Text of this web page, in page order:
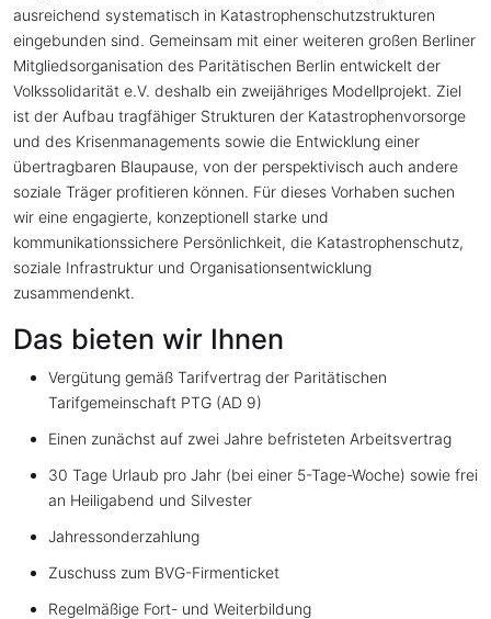
ausreichend systematisch in Katastrophenschutzstrukturen
eingebunden sind. Gemeinsam mit einer weiteren großen Berliner
Mitgliedsorganisation des Paritätischen Berlin entwickelt der
Volkssolidarität e.V. deshalb ein zweijähriges Modellprojekt. Ziel
ist der Aufbau tragfähiger Strukturen der Katastrophenvorsorge
und des Krisenmanagements sowie die Entwicklung einer
übertragbaren Blaupause, von der perspektivisch auch andere
soziale Träger profitieren können. Für dieses Vorhaben suchen
wir eine engagierte, konzeptionell starke und
kommunikationssichere Persönlichkeit, die Katastrophenschutz,
soziale Infrastruktur und Organisationsentwicklung
zusammendenkt.
Das bieten wir Ihnen
Vergütung gemäß Tarifvertrag der Paritätischen
Tarifgemeinschaft PTG (AD 9)
Einen zunächst auf zwei Jahre befristeten Arbeitsvertrag
30 Tage Urlaub pro Jahr (bei einer 5-Tage-Woche) sowie frei
an Heiligabend und Silvester
Jahressonderzahlung
Zuschuss zum BVG-Firmenticket
Regelmäßige Fort- und Weiterbildung